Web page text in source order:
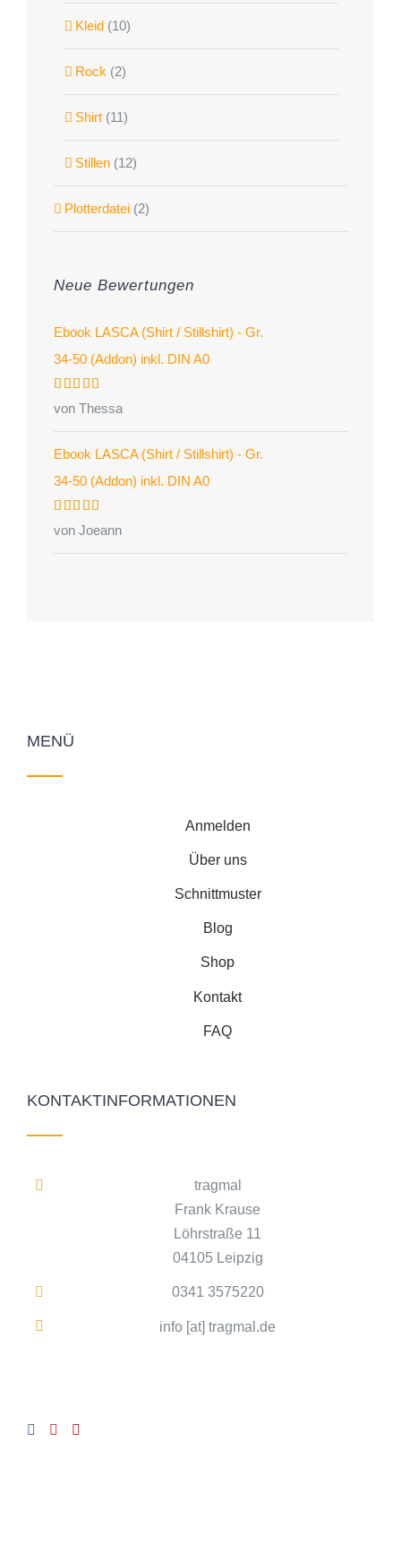
Kleid (10)
Rock (2)
Shirt (11)
Stillen (12)
Plotterdatei (2)
Neue Bewertungen
Ebook LASCA (Shirt / Stillshirt) - Gr.
34-50 (Addon) inkl. DIN A0
Bewertet
mit von 5
von Thessa
Ebook LASCA (Shirt / Stillshirt) - Gr.
34-50 (Addon) inkl. DIN A0
Bewertet
mit 5von 5
von Joeann
MENÜ
Anmelden
Über uns
Schnittmuster
Blog
Shop
Kontakt
FAQ
KONTAKTINFORMATIONEN
tragmal
Frank Krause
Löhrstraße 11
04105 Leipzig
0341 3575220
info [at] tragmal.de